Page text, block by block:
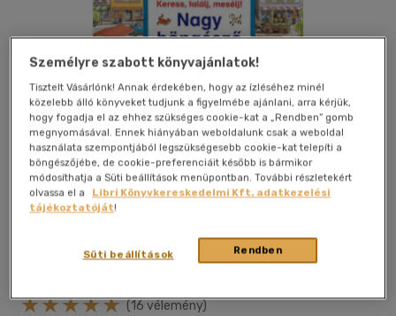
Megosztom
(16 vélemény)
Személyre szabott könyvajánlatok!
Tisztelt Vásárlónk! Annak érdekében, hogy az ízléséhez minél
közelebb álló könyveket tudjunk a figyelmébe ajánlani, arra kérjük,
hogy fogadja el az ehhez szükséges cookie-kat a „Rendben” gomb
megnyomásával. Ennek hiányában weboldalunk csak a weboldal
használata szempontjából legszükségesebb cookie-kat telepíti a
böngészőjébe, de cookie-preferenciáit később is bármikor
módosíthatja a Süti beállítások menüpontban. További részletekért
olvassa el a
Libri Könyvkereskedelmi Kft. adatkezelési
tájékoztatóját!
Rendben
Süti beállítások